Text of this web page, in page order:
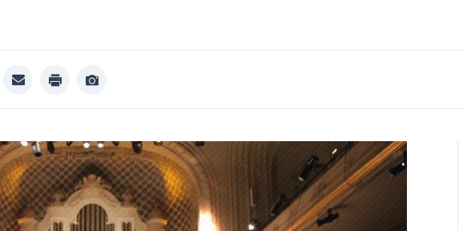
mail print
Afficher